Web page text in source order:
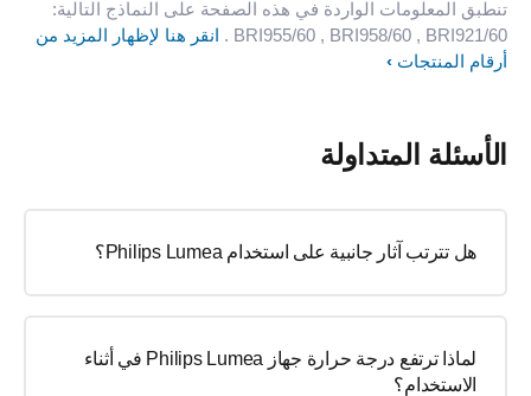
تنطبق المعلومات الواردة في هذه الصفحة على النماذج التالية:
BRI955/60 , BRI958/60 , BRI921/60
. انقر هنا لإظهار المزيد من
أرقام المنتجات
الأسئلة المتداولة
هل تترتب آثار جانبية على استخدام Philips Lumea؟
لماذا ترتفع درجة حرارة جهاز Philips Lumea في أثناء
الاستخدام؟